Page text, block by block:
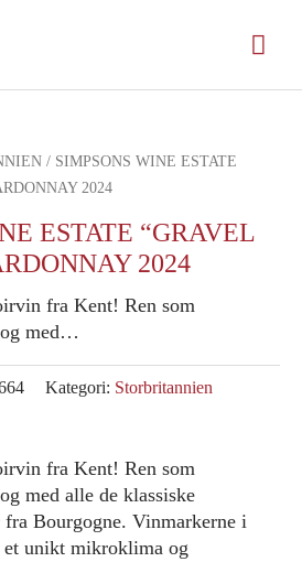
/ SIMPSONS WINE ESTATE
2024
ESTATE “GRAVEL
2024
fra Kent! Ren som
med…
Kategori: Storbritannien
fra Kent! Ren som
med alle de klassiske
Bourgogne. Vinmarkerne i
unikt mikroklima og